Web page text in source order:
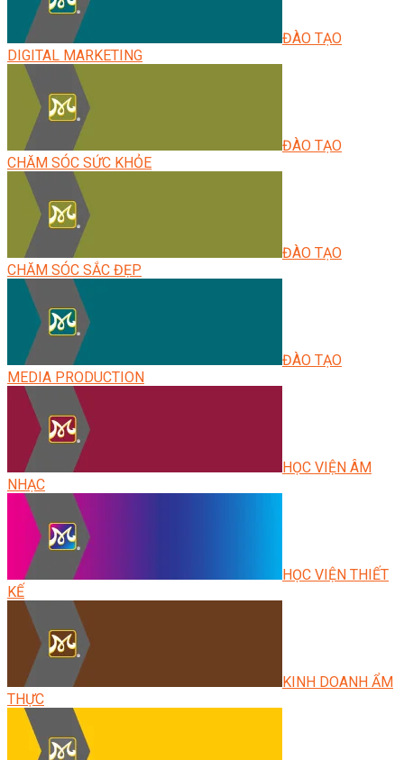
ĐÀO TẠO
DIGITAL MARKETING
ĐÀO TẠO
CHĂM SÓC SỨC KHỎE
ĐÀO TẠO
CHĂM SÓC SẮC ĐẸP
ĐÀO TẠO
MEDIA PRODUCTION
HỌC VIỆN ÂM
NHẠC
HỌC VIỆN THIẾT
KẾ
KINH DOANH ẨM
THỰC